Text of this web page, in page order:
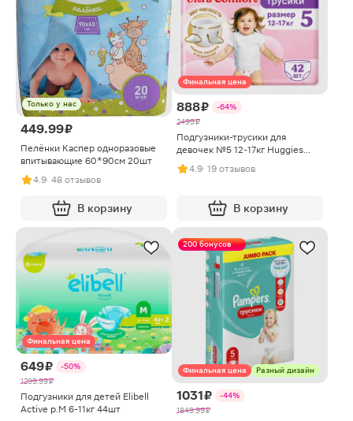
Только у нас
449.99 ₽
Пелёнки Каспер одноразовые
впитывающие 60*90см 20шт
4.9· 48 отзывов
В корзину
Финальная цена
888 ₽
-64%
2499 ₽
Подгузники-трусики для
девочек №5 12-17кг Huggies
Ultra Comfort 42шт
4.9· 19 отзывов
В корзину
Финальная цена
649 ₽
-50%
1299.99 ₽
Подгузники для детей Elibell
Active р.M 6-11кг 44шт
200 бонусов
Финальная цена Разный дизайн
1031 ₽
-44%
1849.99 ₽